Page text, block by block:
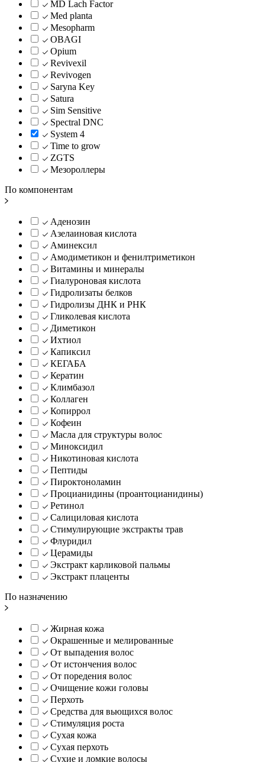
MD Lach Factor
Med planta
Mesopharm
OBAGI
Opium
Revivexil
Revivogen
Saryna Key
Satura
Sim Sensitive
Spectral DNC
System 4
Time to grow
ZGTS
Мезороллеры
По компонентам
Аденозин
Азелаиновая кислота
Аминексил
Амодиметикон и фенилтриметикон
Витамины и минералы
Гиалуроновая кислота
Гидролизаты белков
Гидролизы ДНК и РНК
Гликолевая кислота
Диметикон
Ихтиол
Капиксил
КЕГАБА
Кератин
Климбазол
Коллаген
Копиррол
Кофеин
Масла для структуры волос
Миноксидил
Никотиновая кислота
Пептиды
Пироктоноламин
Процианидины (проантоцианидины)
Ретинол
Салициловая кислота
Стимулирующие экстракты трав
Флуридил
Церамиды
Экстракт карликовой пальмы
Экстракт плаценты
По назначению
Жирная кожа
Окрашенные и мелированные
От выпадения волос
От истончения волос
От поредения волос
Очищение кожи головы
Перхоть
Средства для вьющихся волос
Стимуляция роста
Сухая кожа
Сухая перхоть
Сухие и ломкие волосы